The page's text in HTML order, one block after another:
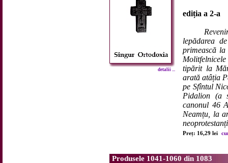
detalii ...
ediția a 2-a
lepădarea
primească
tipărit la
arată atâția
pe Sfîntul
Pidalion (a
canonul 46
Neamțu, la
Preț: 16,29 lei
Produsele 1041-1060 din 1083